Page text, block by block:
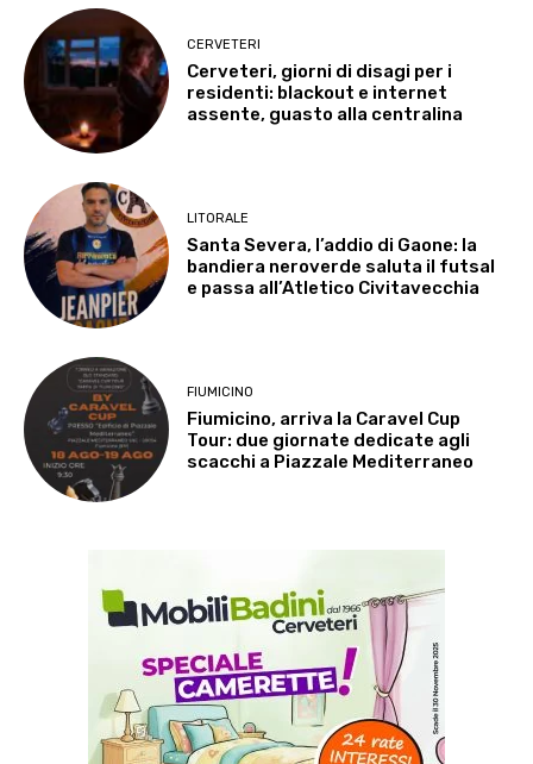
CERVETERI
Cerveteri, giorni di disagi per i
residenti: blackout e internet
assente, guasto alla centralina
LITORALE
Santa Severa, l’addio di Gaone: la
bandiera neroverde saluta il futsal
e passa all’Atletico Civitavecchia
FIUMICINO
Fiumicino, arriva la Caravel Cup
Tour: due giornate dedicate agli
scacchi a Piazzale Mediterraneo